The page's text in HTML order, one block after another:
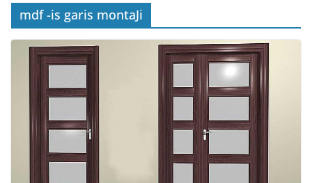
mdf -is garis montaJi